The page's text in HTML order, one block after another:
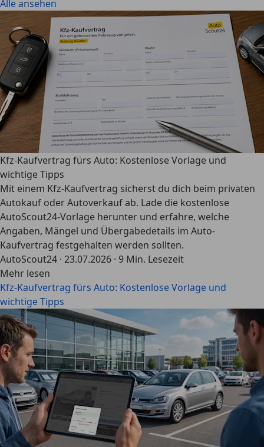
Alle ansehen
Kfz-Kaufvertrag fürs Auto: Kostenlose Vorlage und
wichtige Tipps
Mit einem Kfz-Kaufvertrag sicherst du dich beim privaten
Autokauf oder Autoverkauf ab. Lade die kostenlose
AutoScout24-Vorlage herunter und erfahre, welche
Angaben, Mängel und Übergabedetails im Auto-
Kaufvertrag festgehalten werden sollten.
AutoScout24 · 23.07.2026 · 9 Min. Lesezeit
Mehr lesen
Kfz-Kaufvertrag fürs Auto: Kostenlose Vorlage und
wichtige Tipps